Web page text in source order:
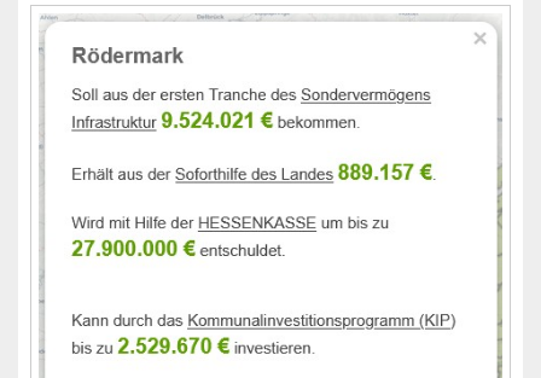
Seitenleisten-
Widgetbereich